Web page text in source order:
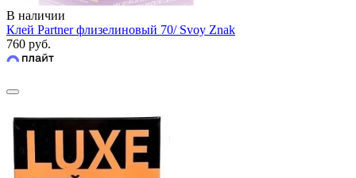
В наличии
Клей Partner флизелиновый 70/ Svoy Znak
760 руб.